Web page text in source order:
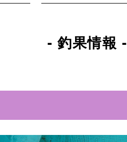
- 釣果情報 -